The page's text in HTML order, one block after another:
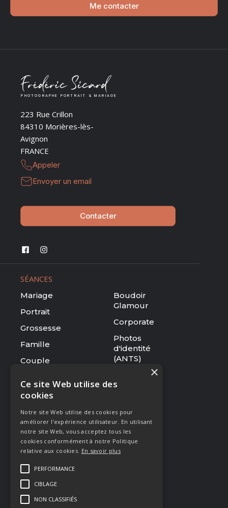
Me contacter
PHOTOGRAPHE PORTRAIT & MARIAGE
223 Rue Crillon
84310 Morières-lès-
Avignon
FRANCE
Appeler
Envoyer un email
Contacter
SÉANCES
Mariage
Portrait
Grossesse
Famille
Couple
Boudoir
Glamour
Corporate
Photos
d'identité
(ANTS)
RESSOURCES
Le studio
Galerie
Blog
Mentions légales
CGV
Presse & Distinctions
Ce site Web utilise des
cookies
Notre site Web utilise des cookies pour
améliorer l'expérience utilisateur. En utilisant
notre site Web, vous acceptez tous les
cookies conformément à notre Politique
relative aux cookies. En savoir plus
PERFORMANCE
CIBLAGE
NON CLASSIFIÉS
×